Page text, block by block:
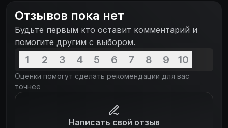
Отзывов пока нет
Будьте первым кто оставит комментарий и
помогите другим с выбором.
1 2 3 4 5 6 7 8 9 10
Оценки помогут сделать рекомендации для вас
точнее
Написать свой отзыв